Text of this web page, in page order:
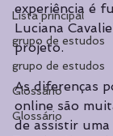
Lista principal
grupo de estudos
grupo de estudos
Glossário
Glossário
experiência é
Luciana
projeto.
As diferenças
online são
de assistir